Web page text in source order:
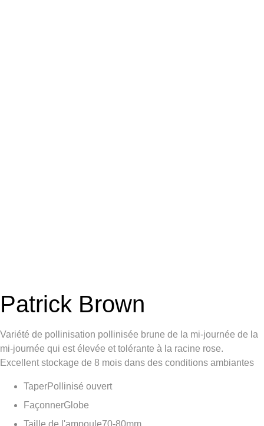
Patrick Brown
Variété de pollinisation pollinisée brune de la mi-journée de la
mi-journée qui est élevée et tolérante à la racine rose.
Excellent stockage de 8 mois dans des conditions ambiantes
TaperPollinisé ouvert
FaçonnerGlobe
Taille de l'ampoule70-80mm